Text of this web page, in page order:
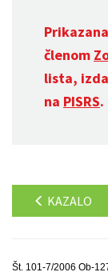
členom
lista,
na PISRS.
KAZALO
Št. 101-7/2006 Ob-